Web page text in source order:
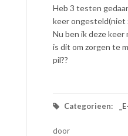
Heb 3 testen
keer ongesteld(niet
Nu ben ik deze
is dit om zorgen te
pil??
Categorieen:
door